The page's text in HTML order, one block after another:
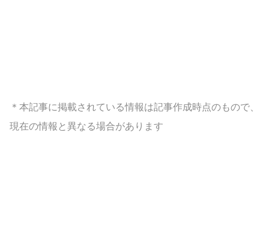
＊本記事に掲載されている情報は記事作成時点のもので、
現在の情報と異なる場合があります